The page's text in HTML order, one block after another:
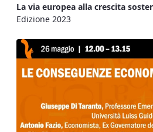
La via europea alla crescita
Edizione 2023